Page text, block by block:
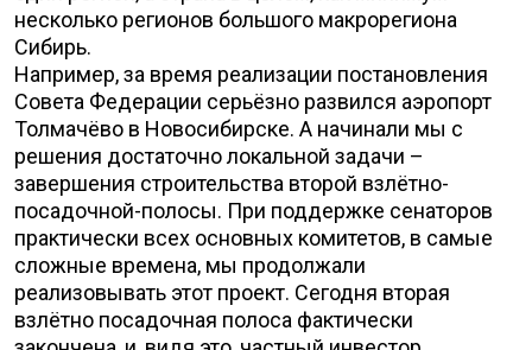
несколько регионов большого макрорегиона
Сибирь.
Например, за время реализации постановления
Совета Федерации серьёзно развился аэропорт
Толмачёво в Новосибирске. А начинали мы с
решения достаточно локальной задачи –
завершения строительства второй взлётно-
посадочной-полосы. При поддержке сенаторов
практически всех основных комитетов, в самые
сложные времена, мы продолжали
реализовывать этот проект. Сегодня вторая
взлётно посадочная полоса фактически